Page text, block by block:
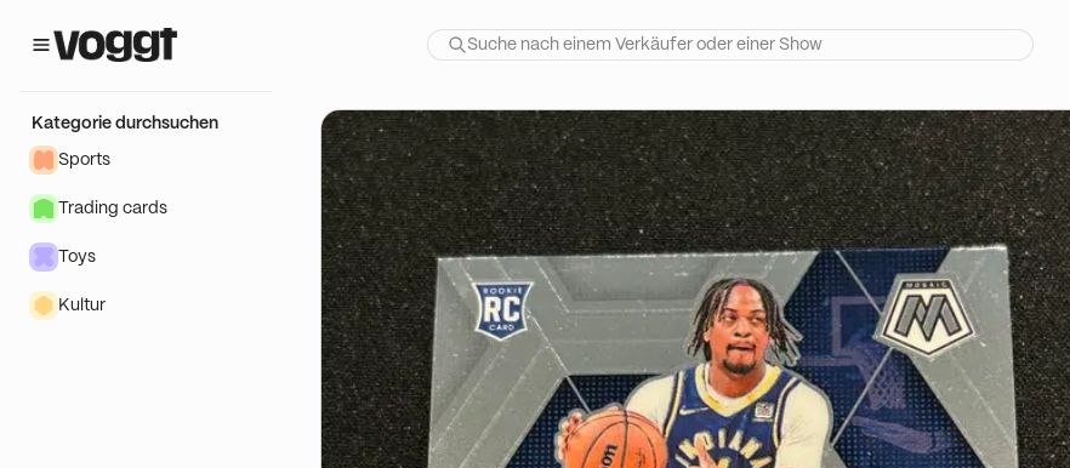
Kategorie durchsuchen
Sports
Trading cards
Toys
Kultur
Show: